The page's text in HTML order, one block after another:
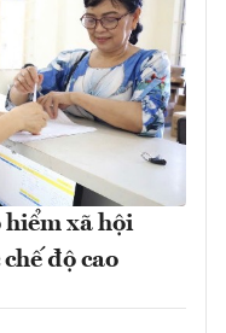
hiểm xã hội
độ cao